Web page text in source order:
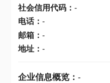
社会信用代码： -
电话： -
邮箱： -
地址： -
企业信息概览： -